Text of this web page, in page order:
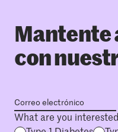
con
What are you